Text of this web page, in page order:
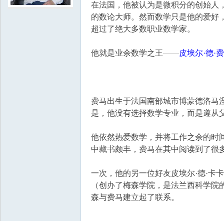
在法国，他被认为是微积分的创始人
的数论大师。然而数学只是他的爱好
超过了绝大多数职业数学家。
他就是业余数学之王——皮埃尔·德·
费马出生于法国南部城市博蒙德洛马
是，他没有选择数学专业，而是遵从
他依然热爱数学，并将工作之余的时
中藏书颇丰，费马在其中阅读到了很
一次，他的另一位好友皮埃尔·德·卡
（创办了梅森学院，是法兰西科学
森与费马建立起了联系。